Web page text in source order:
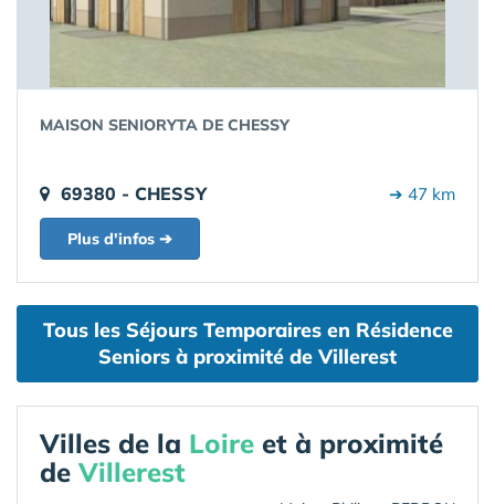
MAISON SENIORYTA DE CHESSY
69380 - CHESSY ➔ 47 km
Plus d'infos ➔
Tous les Séjours Temporaires en Résidence
Seniors à proximité de Villerest
Villes de la Loire et à proximité
deVillerest